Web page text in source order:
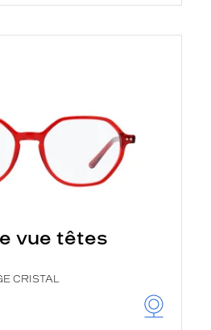
vue têtes
CRISTAL